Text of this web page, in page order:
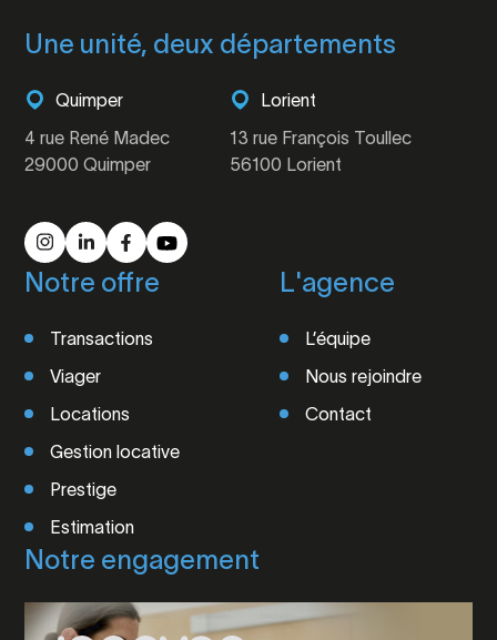
Une unité, deux départements
Quimper
4 rue René Madec
29000 Quimper
Lorient
13 rue François Toullec
56100 Lorient
Notre offre
Transactions
Viager
Locations
Gestion locative
Prestige
Estimation
L'agence
L’équipe
Nous rejoindre
Contact
Notre engagement